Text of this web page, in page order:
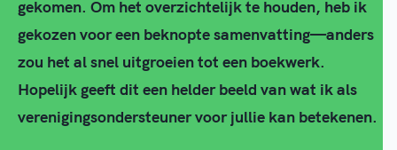
gekomen. Om het overzichtelijk te houden, heb ik
gekozen voor een beknopte samenvatting—anders
zou het al snel uitgroeien tot een boekwerk.
Hopelijk geeft dit een helder beeld van wat ik als
verenigingsondersteuner voor jullie kan betekenen.